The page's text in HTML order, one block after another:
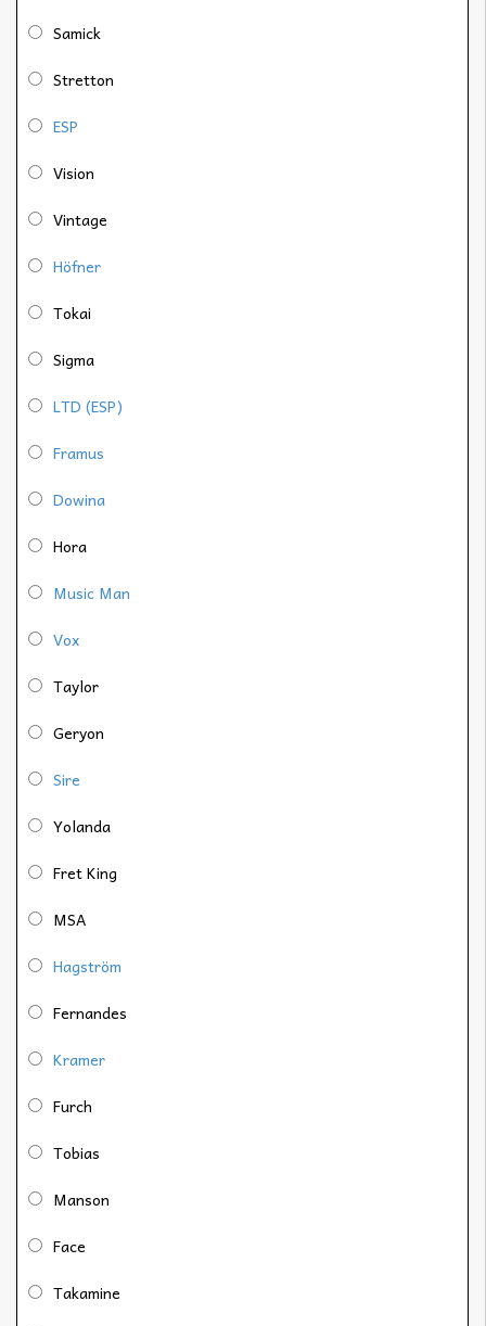
Samick
Stretton
ESP
Vision
Vintage
Höfner
Tokai
Sigma
LTD (ESP)
Framus
Dowina
Hora
Music Man
Vox
Taylor
Geryon
Sire
Yolanda
Fret King
MSA
Hagström
Fernandes
Kramer
Furch
Tobias
Manson
Face
Takamine